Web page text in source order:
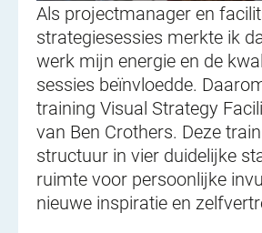
Als projectmanager en
strategiesessies merkte ik
werk mijn energie en de
sessies beïnvloedde.
training Visual Strategy
van Ben Crothers. Deze
structuur in vier duidelijke
ruimte voor persoonlijke
nieuwe inspiratie en